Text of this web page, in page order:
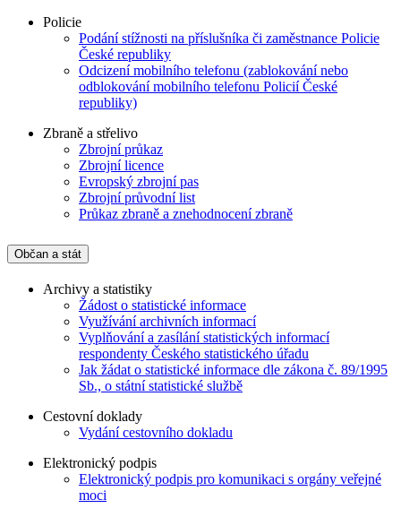
Policie
Podání stížnosti na příslušníka či zaměstnance Policie
České republiky
Odcizení mobilního telefonu (zablokování nebo
odblokování mobilního telefonu Policií České
republiky)
Zbraně a střelivo
Zbrojní průkaz
Zbrojní licence
Evropský zbrojní pas
Zbrojní průvodní list
Průkaz zbraně a znehodnocení zbraně
Občan a stát
Archivy a statistiky
Žádost o statistické informace
Využívání archivních informací
Vyplňování a zasílání statistických informací
respondenty Českého statistického úřadu
Jak žádat o statistické informace dle zákona č. 89/1995
Sb., o státní statistické službě
Cestovní doklady
Vydání cestovního dokladu
Elektronický podpis
Elektronický podpis pro komunikaci s orgány veřejné
moci